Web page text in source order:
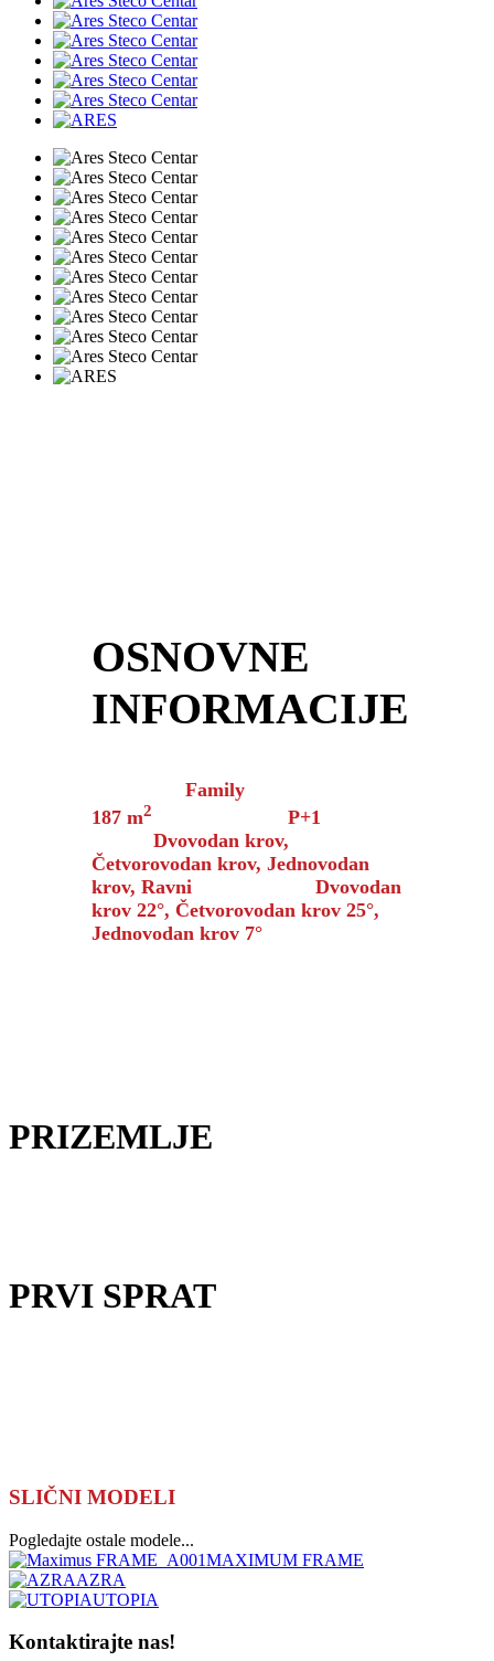
OSNOVNE
INFORMACIJE
Family
187 m2 P+1
Dvovodan krov,
Četvorovodan krov, Jednovodan
krov, Ravni
Dvovodan
krov 22°, Četvorovodan krov 25°,
Jednovodan krov 7°
PRIZEMLJE
PRVI SPRAT
SLIČNI MODELI
Pogledajte ostale modele...
MAXIMUM FRAME
AZRA
UTOPIA
Kontaktirajte nas!